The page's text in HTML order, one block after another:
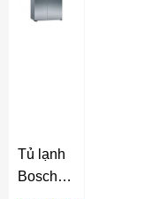
Tủ lạnh
Bosch